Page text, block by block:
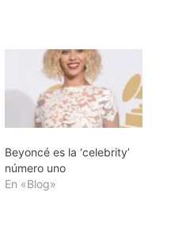
Beyoncé es la ‘celebrity’
número uno
En «Blog»